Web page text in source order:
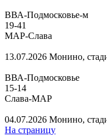
ВВА-Подмосковье-м
19-41
МАР-Слава
13.07.2026 Монино,
ВВА-Подмосковье
15-14
Слава-МАР
04.07.2026 Монино,
На страницу